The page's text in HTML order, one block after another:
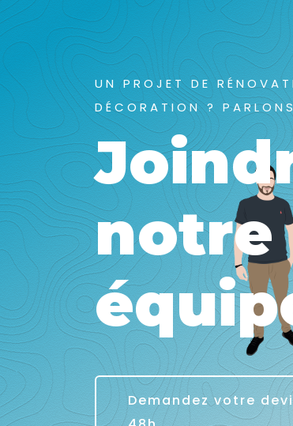
UN PROJET DE
DÉCORATION ?
notre
Demandez votre